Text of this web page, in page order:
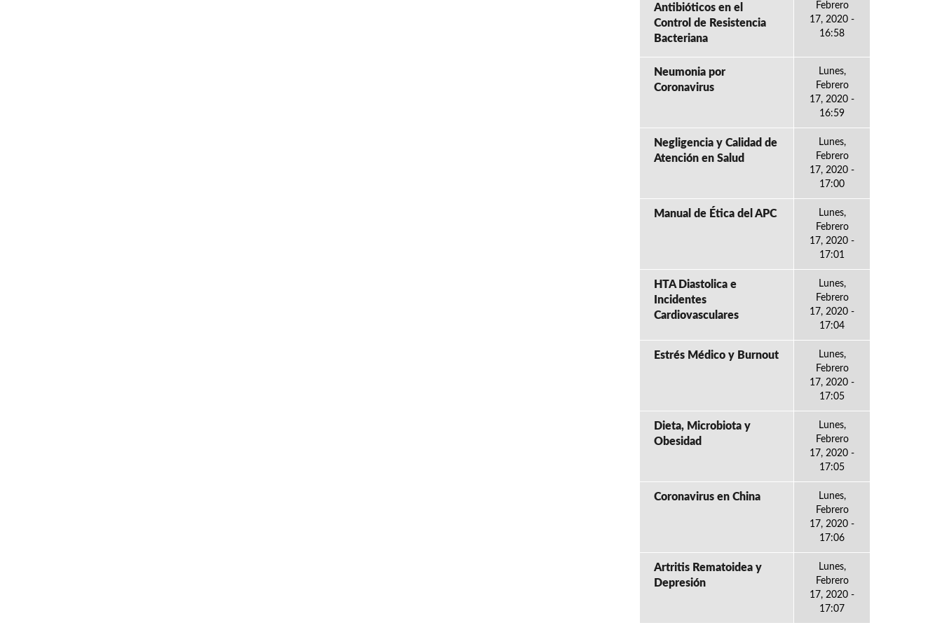
Antibióticos en el
Control de Resistencia
Bacteriana
Febrero
17, 2020 -
16:58
Neumonia por
Coronavirus
Lunes,
Febrero
17, 2020 -
16:59
Negligencia y Calidad de
Atención en Salud
Lunes,
Febrero
17, 2020 -
17:00
Manual de Ética del APC
Lunes,
Febrero
17, 2020 -
17:01
HTA Diastolica e
Incidentes
Cardiovasculares
Lunes,
Febrero
17, 2020 -
17:04
Estrés Médico y Burnout
Lunes,
Febrero
17, 2020 -
17:05
Dieta, Microbiota y
Obesidad
Lunes,
Febrero
17, 2020 -
17:05
Coronavirus en China
Lunes,
Febrero
17, 2020 -
17:06
Artritis Rematoidea y
Depresión
Lunes,
Febrero
17, 2020 -
17:07